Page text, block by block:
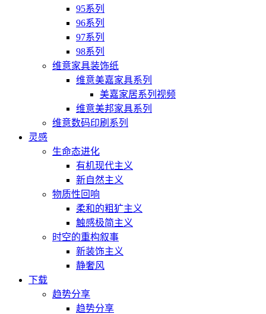
95系列
96系列
97系列
98系列
维意家具装饰纸
维意美嘉家具系列
美嘉家居系列视频
维意美邦家具系列
维意数码印刷系列
灵感
生命态进化
有机现代主义
新自然主义
物质性回响
柔和的粗犷主义
触感极简主义
时空的重构叙事
新装饰主义
静奢风
下载
趋势分享
趋势分享